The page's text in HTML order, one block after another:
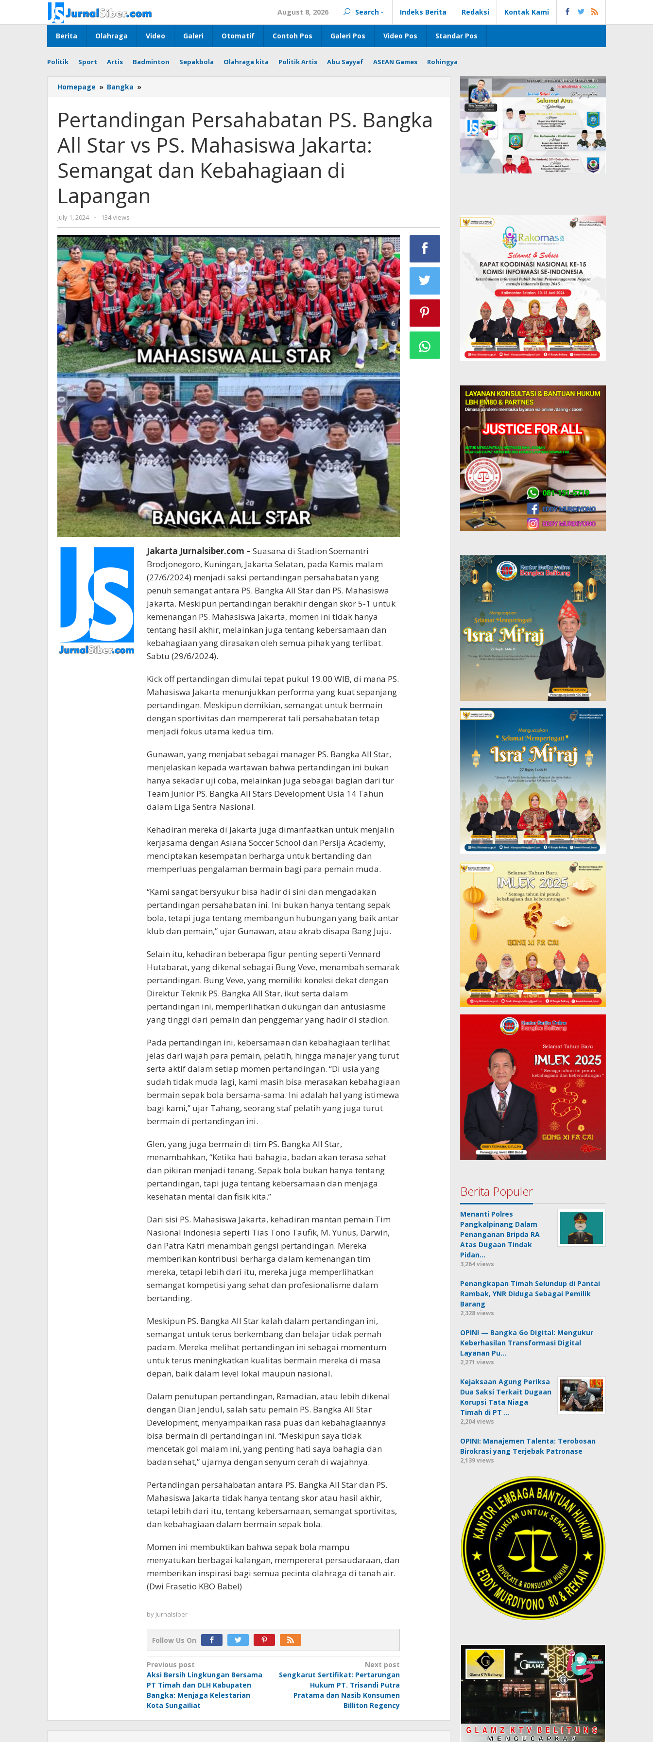
content
August 8, 2026 Search Indeks Berita Redaksi Kontak Kami
Berita Olahraga Video Galeri Otomatif Contoh Pos Galeri Pos Video Pos Standar Pos
Politik Sport Artis Badminton Sepakbola Olahraga kita Politik Artis Abu Sayyaf ASEAN Games Rohingya
Homepage » Bangka »
Persahabatan
Bangka
All
vs
Mahasiswa
Jakarta:
dan
Lapangan
Pertandingan Persahabatan PS. Bangka
All Star vs PS. Mahasiswa Jakarta:
Semangat dan Kebahagiaan di
Lapangan
July 1, 2024
by
Jurnalsiber
- 134 views
Jakarta Jurnalsiber.com – Suasana di Stadion Soemantri
Brodjonegoro, Kuningan, Jakarta Selatan, pada Kamis malam
(27/6/2024) menjadi saksi pertandingan persahabatan yang
penuh semangat antara PS. Bangka All Star dan PS. Mahasiswa
Jakarta. Meskipun pertandingan berakhir dengan skor 5-1 untuk
kemenangan PS. Mahasiswa Jakarta, momen ini tidak hanya
tentang hasil akhir, melainkan juga tentang kebersamaan dan
kebahagiaan yang dirasakan oleh semua pihak yang terlibat.
Sabtu (29/6/2024).
Kick off pertandingan dimulai tepat pukul 19.00 WIB, di mana PS.
Mahasiswa Jakarta menunjukkan performa yang kuat sepanjang
pertandingan. Meskipun demikian, semangat untuk bermain
dengan sportivitas dan mempererat tali persahabatan tetap
menjadi fokus utama kedua tim.
Gunawan, yang menjabat sebagai manager PS. Bangka All Star,
menjelaskan kepada wartawan bahwa pertandingan ini bukan
hanya sekadar uji coba, melainkan juga sebagai bagian dari tur
Team Junior PS. Bangka All Stars Development Usia 14 Tahun
dalam Liga Sentra Nasional.
Kehadiran mereka di Jakarta juga dimanfaatkan untuk menjalin
kerjasama dengan Asiana Soccer School dan Persija Academy,
menciptakan kesempatan berharga untuk bertanding dan
memperluas pengalaman bermain bagi para pemain muda.
“Kami sangat bersyukur bisa hadir di sini dan mengadakan
pertandingan persahabatan ini. Ini bukan hanya tentang sepak
bola, tetapi juga tentang membangun hubungan yang baik antar
klub dan pemain,” ujar Gunawan, atau akrab disapa Bang Juju.
Selain itu, kehadiran beberapa figur penting seperti Vennard
Hutabarat, yang dikenal sebagai Bung Veve, menambah semarak
pertandingan. Bung Veve, yang memiliki koneksi dekat dengan
Direktur Teknik PS. Bangka All Star, ikut serta dalam
pertandingan ini, memperlihatkan dukungan dan antusiasme
yang tinggi dari pemain dan penggemar yang hadir di stadion.
Pada pertandingan ini, kebersamaan dan kebahagiaan terlihat
jelas dari wajah para pemain, pelatih, hingga manajer yang turut
serta aktif dalam setiap momen pertandingan. “Di usia yang
sudah tidak muda lagi, kami masih bisa merasakan kebahagiaan
bermain sepak bola bersama-sama. Ini adalah hal yang istimewa
bagi kami,” ujar Tahang, seorang staf pelatih yang juga turut
bermain di pertandingan ini.
Glen, yang juga bermain di tim PS. Bangka All Star,
menambahkan, “Ketika hati bahagia, badan akan terasa sehat
dan pikiran menjadi tenang. Sepak bola bukan hanya tentang
pertandingan, tapi juga tentang kebersamaan dan menjaga
kesehatan mental dan fisik kita.”
Dari sisi PS. Mahasiswa Jakarta, kehadiran mantan pemain Tim
Nasional Indonesia seperti Tias Tono Taufik, M. Yunus, Darwin,
dan Patra Katri menambah gengsi pertandingan. Mereka
memberikan kontribusi berharga dalam kemenangan tim
mereka, tetapi lebih dari itu, mereka juga memperlihatkan
semangat kompetisi yang sehat dan profesionalisme dalam
bertanding.
Meskipun PS. Bangka All Star kalah dalam pertandingan ini,
semangat untuk terus berkembang dan belajar tidak pernah
padam. Mereka melihat pertandingan ini sebagai momentum
untuk terus meningkatkan kualitas bermain mereka di masa
depan, baik dalam level lokal maupun nasional.
Dalam penutupan pertandingan, Ramadian, atau lebih dikenal
dengan Dian Jendul, salah satu pemain PS. Bangka All Star
Development, menyampaikan rasa puas dan kebahagiaannya
bisa bermain di pertandingan ini. “Meskipun saya tidak
mencetak gol malam ini, yang penting hati saya bahagia dan
badan sehat,” ujarnya dengan senyum cerah di wajahnya.
Pertandingan persahabatan antara PS. Bangka All Star dan PS.
Mahasiswa Jakarta tidak hanya tentang skor atau hasil akhir,
tetapi lebih dari itu, tentang kebersamaan, semangat sportivitas,
dan kebahagiaan dalam bermain sepak bola.
Momen ini membuktikan bahwa sepak bola mampu
menyatukan berbagai kalangan, mempererat persaudaraan, dan
memberikan inspirasi bagi semua pecinta olahraga di tanah air.
(Dwi Frasetio KBO Babel)
by Jurnalsiber
Follow Us On
Post
navigation
Previous post
Aksi Bersih Lingkungan Bersama
PT Timah dan DLH Kabupaten
Bangka: Menjaga Kelestarian
Kota Sungailiat
Next post
Sengkarut Sertifikat: Pertarungan
Hukum PT. Trisandi Putra
Pratama dan Nasib Konsumen
Billiton Regency
Berita Populer
Menanti Polres
Pangkalpinang Dalam
Penanganan Bripda RA
Atas Dugaan Tindak
Pidan…
3,264 views
Penangkapan Timah Selundup di Pantai
Rambak, YNR Diduga Sebagai Pemilik
Barang
2,328 views
OPINI — Bangka Go Digital: Mengukur
Keberhasilan Transformasi Digital
Layanan Pu…
2,271 views
Kejaksaan Agung Periksa
Dua Saksi Terkait Dugaan
Korupsi Tata Niaga
Timah di PT …
2,204 views
OPINI: Manajemen Talenta: Terobosan
Birokrasi yang Terjebak Patronase
2,139 views